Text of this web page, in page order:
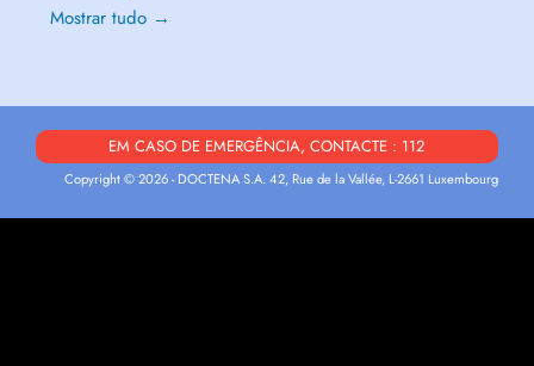
Mostrar tudo →
EM CASO DE EMERGÊNCIA, CONTACTE : 112
Copyright © 2026 - DOCTENA S.A. 42, Rue de la Vallée, L-2661 Luxembourg